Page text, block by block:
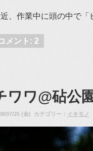
、作業中に頭の中で「
メント: 2
ワワ@砧公
07/25 (金) カテゴリー： イキモノ